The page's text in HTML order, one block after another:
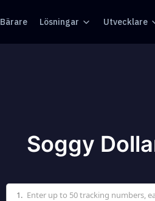
Bärare Lösningar Utvecklare
Soggy
Enter up to 50 tracking numbers,
1.